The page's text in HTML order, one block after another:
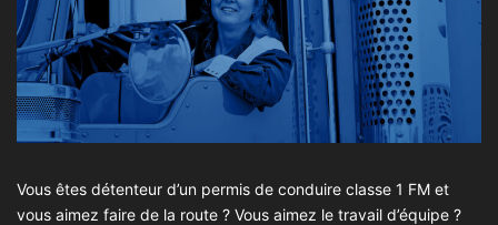
Vous êtes détenteur d’un permis de conduire classe 1 FM et
vous aimez faire de la route ? Vous aimez le travail d’équipe ?